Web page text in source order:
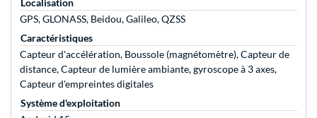
Localisation
GPS, GLONASS, Beidou, Galileo, QZSS
Caractéristiques
Capteur d'accélération, Boussole (magnétomètre), Capteur de
distance, Capteur de lumière ambiante, gyroscope à 3 axes,
Capteur d'empreintes digitales
Système d'exploitation